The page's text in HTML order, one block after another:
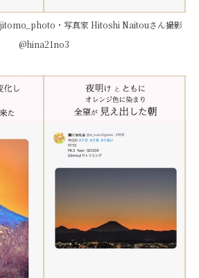
・写真家 Hitoshi Naitouさん撮影
@hina21no3